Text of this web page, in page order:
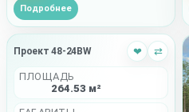
Подробнее
Проект 48-24BW ❤ ⇄
ПЛОЩАДЬ
264.53 м²